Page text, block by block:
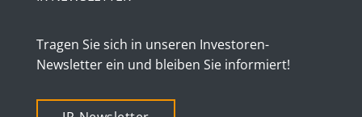
Tragen Sie sich in unseren Investoren-
Newsletter ein und bleiben Sie informiert!